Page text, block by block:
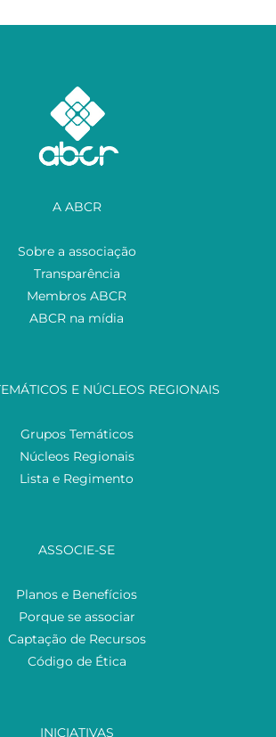
A ABCR
Sobre a associação
Transparência
Membros ABCR
ABCR na mídia
E NÚCLEOS REGIONAIS
Grupos Temáticos
Núcleos Regionais
Lista e Regimento
ASSOCIE-SE
Planos e Benefícios
Porque se associar
Captação de Recursos
Código de Ética
INICIATIVAS